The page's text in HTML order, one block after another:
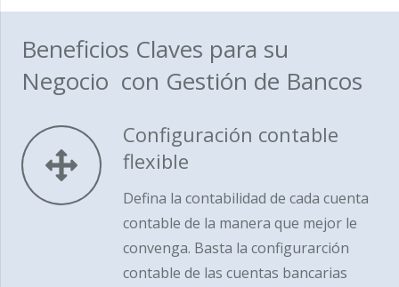
Beneficios Claves para su
Negocio con Gestión de Bancos
Configuración contable
flexible
Defina la contabilidad de cada cuenta
contable de la manera que mejor le
convenga. Basta la configurarción
contable de las cuentas bancarias